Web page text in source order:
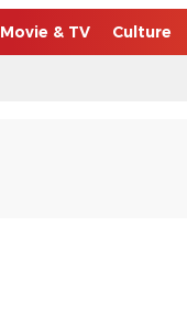
Movie & TV Culture